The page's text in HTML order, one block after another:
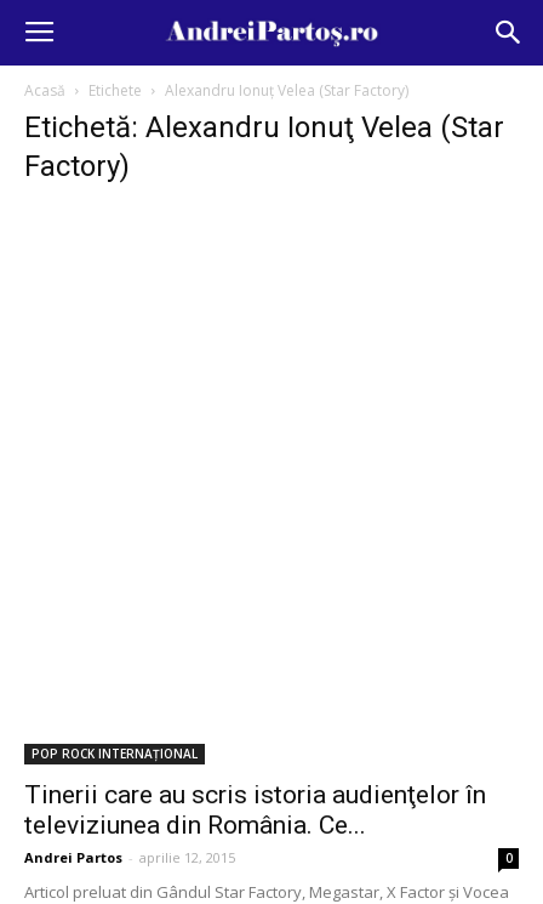
Acasă Etichete Alexandru Ionuţ Velea (Star Factory)
Etichetă: Alexandru Ionuţ Velea (Star
Factory)
POP ROCK INTERNAȚIONAL
Tinerii care au scris istoria audienţelor în
televiziunea din România. Ce...
Andrei Partos - aprilie 12, 2015 0
Articol preluat din Gândul Star Factory, Megastar, X Factor şi Vocea